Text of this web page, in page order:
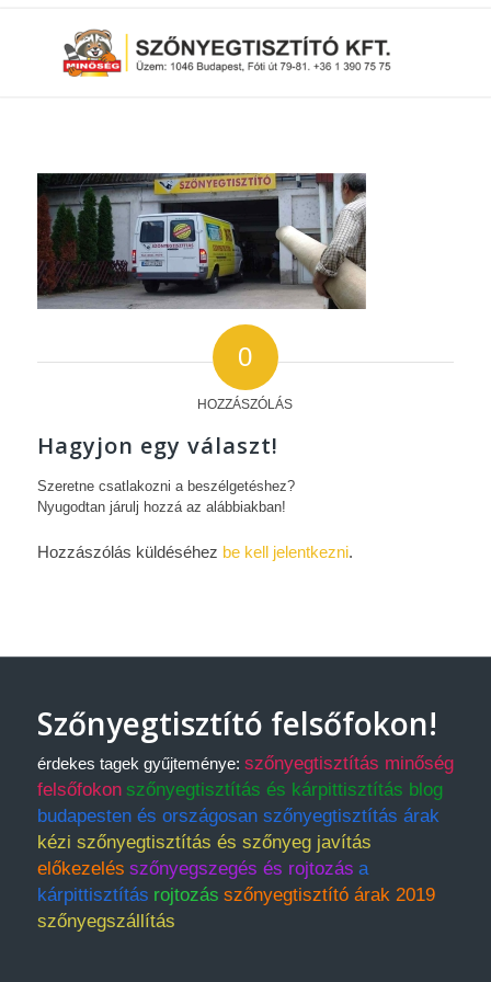
0
HOZZÁSZÓLÁS
Hagyjon egy választ!
Szeretne csatlakozni a beszélgetéshez?
Nyugodtan járulj hozzá az alábbiakban!
Hozzászólás küldéséhez be kell jelentkezni.
Szőnyegtisztító felsőfokon!
érdekes tagek gyűjteménye: szőnyegtisztítás minőség
felsőfokon szőnyegtisztítás és kárpittisztítás blog
budapesten és országosan szőnyegtisztítás árak
kézi szőnyegtisztítás és szőnyeg javítás
előkezelés szőnyegszegés és rojtozás a
kárpittisztítás rojtozás szőnyegtisztító árak 2019
szőnyegszállítás